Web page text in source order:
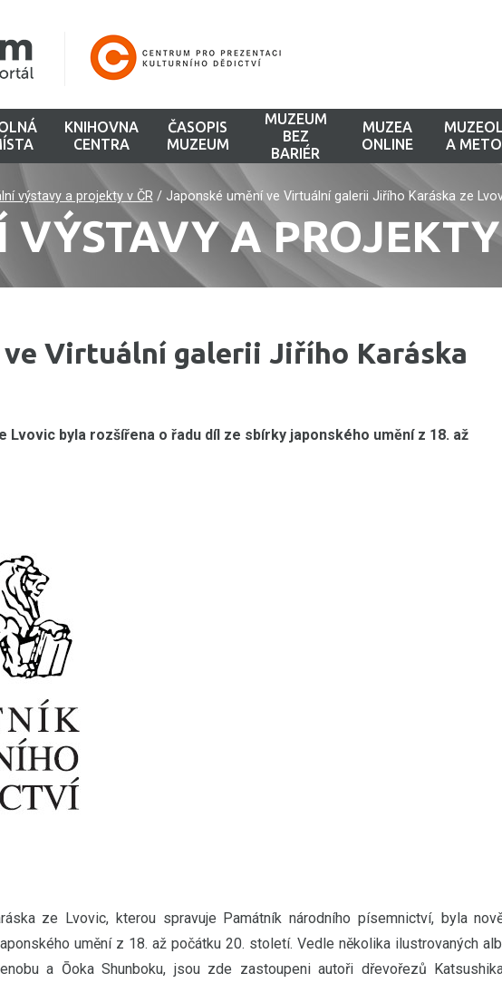
KNIHOVNA
CENTRA
ČASOPIS
MUZEUM
MUZEUM
BEZ
BARIÉR
MUZEA
ONLINE
A
výstavy a projekty v ČR/ Japonské umění ve Virtuální galerii Jiřího Karáska ze
A
ve Virtuální galerii Jiřího Karáska
byla rozšířena o řadu díl ze sbírky japonského umění z 18. až
ze Lvovic, kterou spravuje Památník národního písemnictví, byla
umění z 18. až počátku 20. století. Vedle několika ilustrovaných
a Ōoka Shunboku, jsou zde zastoupeni autoři dřevořezů